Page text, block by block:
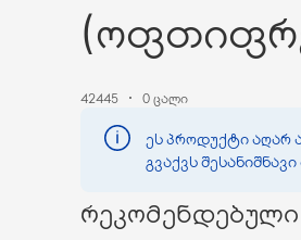
42445 0 ცალი
ეს პროდუქტი აღარ
გვაქვს